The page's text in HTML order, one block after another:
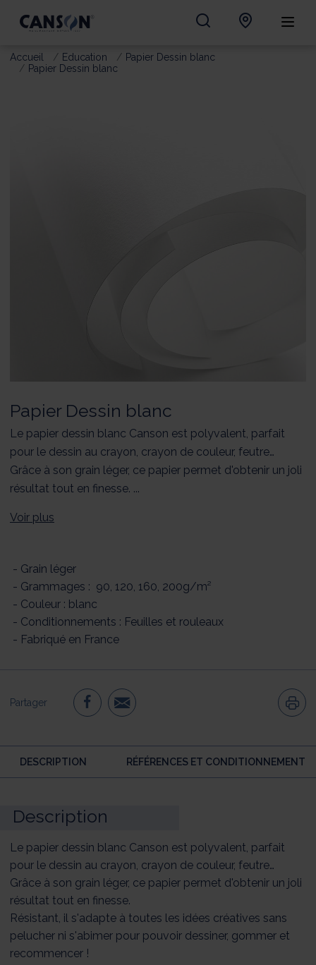
Accueil Education
Papier Dessin blanc
Papier Dessin blanc
Papier Dessin blanc
Le papier dessin blanc Canson est polyvalent, parfait
pour le dessin au crayon, crayon de couleur, feutre…
Grâce à son grain léger, ce papier permet d'obtenir un joli
résultat tout en finesse. ...
Voir plus
- Grain léger
- Grammages : 90, 120, 160, 200g/m²
- Couleur : blanc
- Conditionnements : Feuilles et rouleaux
- Fabriqué en France
Partager
DESCRIPTION RÉFÉRENCES ET CONDITIONNEMENT
Description
Le papier dessin blanc Canson est polyvalent, parfait
pour le dessin au crayon, crayon de couleur, feutre…
Grâce à son grain léger, ce papier permet d'obtenir un joli
résultat tout en finesse.
Résistant, il s'adapte à toutes les idées créatives sans
pelucher ni s'abimer pour pouvoir dessiner, gommer et
recommencer !